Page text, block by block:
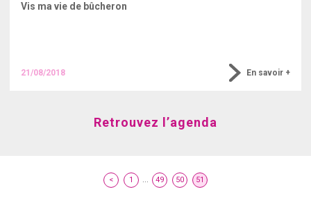
Vis ma vie de bûcheron
21/08/2018 En savoir +
Retrouvez l’agenda
< 1 ... 49 50 51